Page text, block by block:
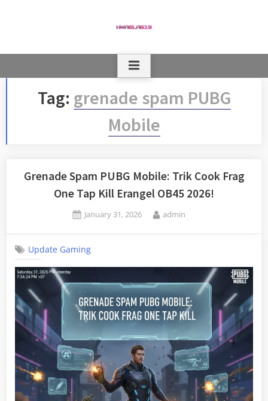
Tag: grenade spam PUBG
Mobile
Grenade Spam PUBG Mobile: Trik Cook Frag
One Tap Kill Erangel OB45 2026!
Posted
January 31, 2026 By
admin
Update Gaming